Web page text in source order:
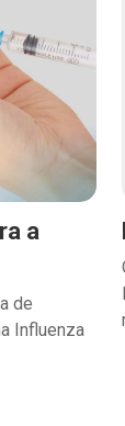
a
de
Influenza